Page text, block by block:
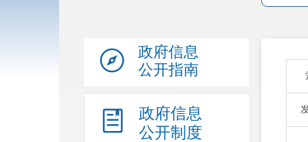
政府信息
公开指南
政府信息
公开制度